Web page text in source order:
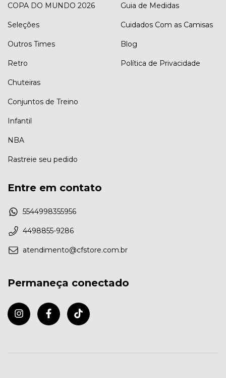
COPA DO MUNDO 2026
Seleções
Outros Times
Retro
Chuteiras
Conjuntos de Treino
Infantil
NBA
Rastreie seu pedido
Guia de Medidas
Cuidados Com as Camisas
Blog
Política de Privacidade
Entre em contato
5544998355956
4498855-9286
atendimento@cfstore.com.br
Permaneça conectado